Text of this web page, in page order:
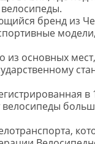
бренд из
основных мест,
в